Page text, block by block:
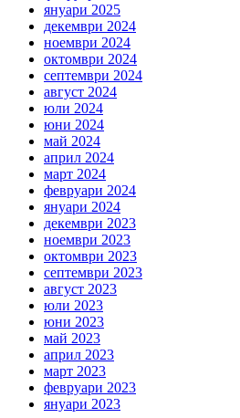
януари 2025
декември 2024
ноември 2024
октомври 2024
септември 2024
август 2024
юли 2024
юни 2024
май 2024
април 2024
март 2024
февруари 2024
януари 2024
декември 2023
ноември 2023
октомври 2023
септември 2023
август 2023
юли 2023
юни 2023
май 2023
април 2023
март 2023
февруари 2023
януари 2023